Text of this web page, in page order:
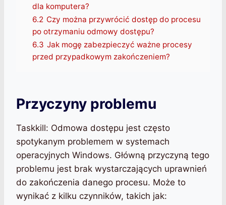
dla komputera?
6.2 Czy można przywrócić dostęp do procesu
po otrzymaniu odmowy dostępu?
6.3 Jak mogę zabezpieczyć ważne procesy
przed przypadkowym zakończeniem?
Przyczyny problemu
Taskkill: Odmowa dostępu jest często
spotykanym problemem w systemach
operacyjnych Windows. Główną przyczyną tego
problemu jest brak wystarczających uprawnień
do zakończenia danego procesu. Może to
wynikać z kilku czynników, takich jak: